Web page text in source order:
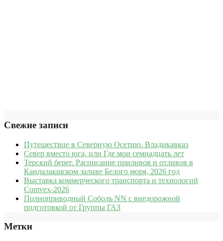
Свежие записи
Путешествие в Северную Осетию. Владикавказ
Север вместо юга, или Где мои семнадцать лет
Терский берег. Расписание приливов и отливов в
Кандалакшском заливе Белого моря, 2026 год
Выставка коммерческого транспорта и технологий
Comvex-2026
Полноприводный Соболь NN с внедорожной
подготовкой от Группы ГАЗ
Метки